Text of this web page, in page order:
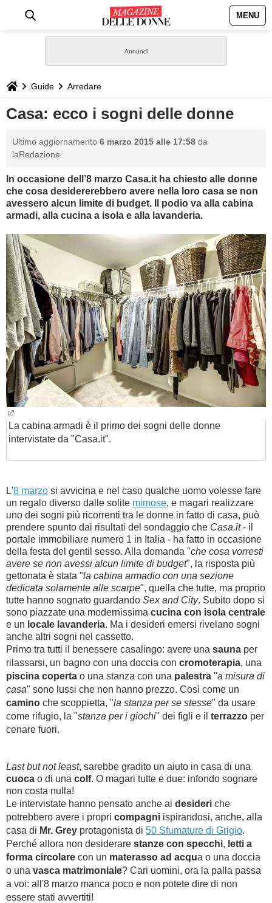
MENU
STILE
BIOGRAFIE
GASTRONOMIA
CAPELLI
SESSO
BAMBINO
DIETA
GUIDE
FORUM
Guide Arredare
Casa: ecco i sogni delle donne
Ultimo aggiornamento 6 marzo 2015 alle 17:58 da
laRedazione.
In occasione dell’8 marzo Casa.it ha chiesto alle donne
che cosa desidererebbero avere nella loro casa se non
avessero alcun limite di budget. Il podio va alla cabina
armadi, alla cucina a isola e alla lavanderia.
La cabina armadi è il primo dei sogni delle donne
intervistate da "Casa.it".
L'8 marzo si avvicina e nel caso qualche uomo volesse fare
un regalo diverso dalle solite mimose, e magari realizzare
uno dei sogni più ricorrenti tra le donne in fatto di casa, può
prendere spunto dai risultati del sondaggio che Casa.it- il
portale immobiliare numero 1 in Italia - ha fatto in occasione
della festa del gentil sesso. Alla domanda "che cosa vorresti
avere se non avessi alcun limite di budget", la risposta più
gettonata è stata "la cabina armadio con una sezione
dedicata solamente alle scarpe", quella che tutte, ma proprio
tutte hanno sognato guardando Sex and City. Subito dopo si
sono piazzate una modernissima cucina con isola centrale
e un locale lavanderia. Ma i desideri emersi rivelano sogni
anche altri sogni nel cassetto.
Primo tra tutti il benessere casalingo: avere una sauna per
rilassarsi, un bagno con una doccia con cromoterapia, una
piscina coperta o una stanza con una palestra "a misura di
casa" sono lussi che non hanno prezzo. Così come un
camino che scoppietta, "la stanza per se stesse" da usare
come rifugio, la "stanza per i giochi" dei figli e il terrazzo per
cenare fuori.
Last but not least, sarebbe gradito un aiuto in casa di una
cuoca o di una colf. O magari tutte e due: infondo sognare
non costa nulla!
Le intervistate hanno pensato anche ai desideri che
potrebbero avere i propri compagni ispirandosi, anche, alla
casa di Mr. Grey protagonista di 50 Sfumature di Grigio.
Perché allora non desiderare stanze con specchi, letti a
forma circolare con un materasso ad acqua o una doccia
o una vasca matrimoniale? Cari uomini, ora la palla passa
a voi: all'8 marzo manca poco e non potete dire di non
essere stati avvertiti!